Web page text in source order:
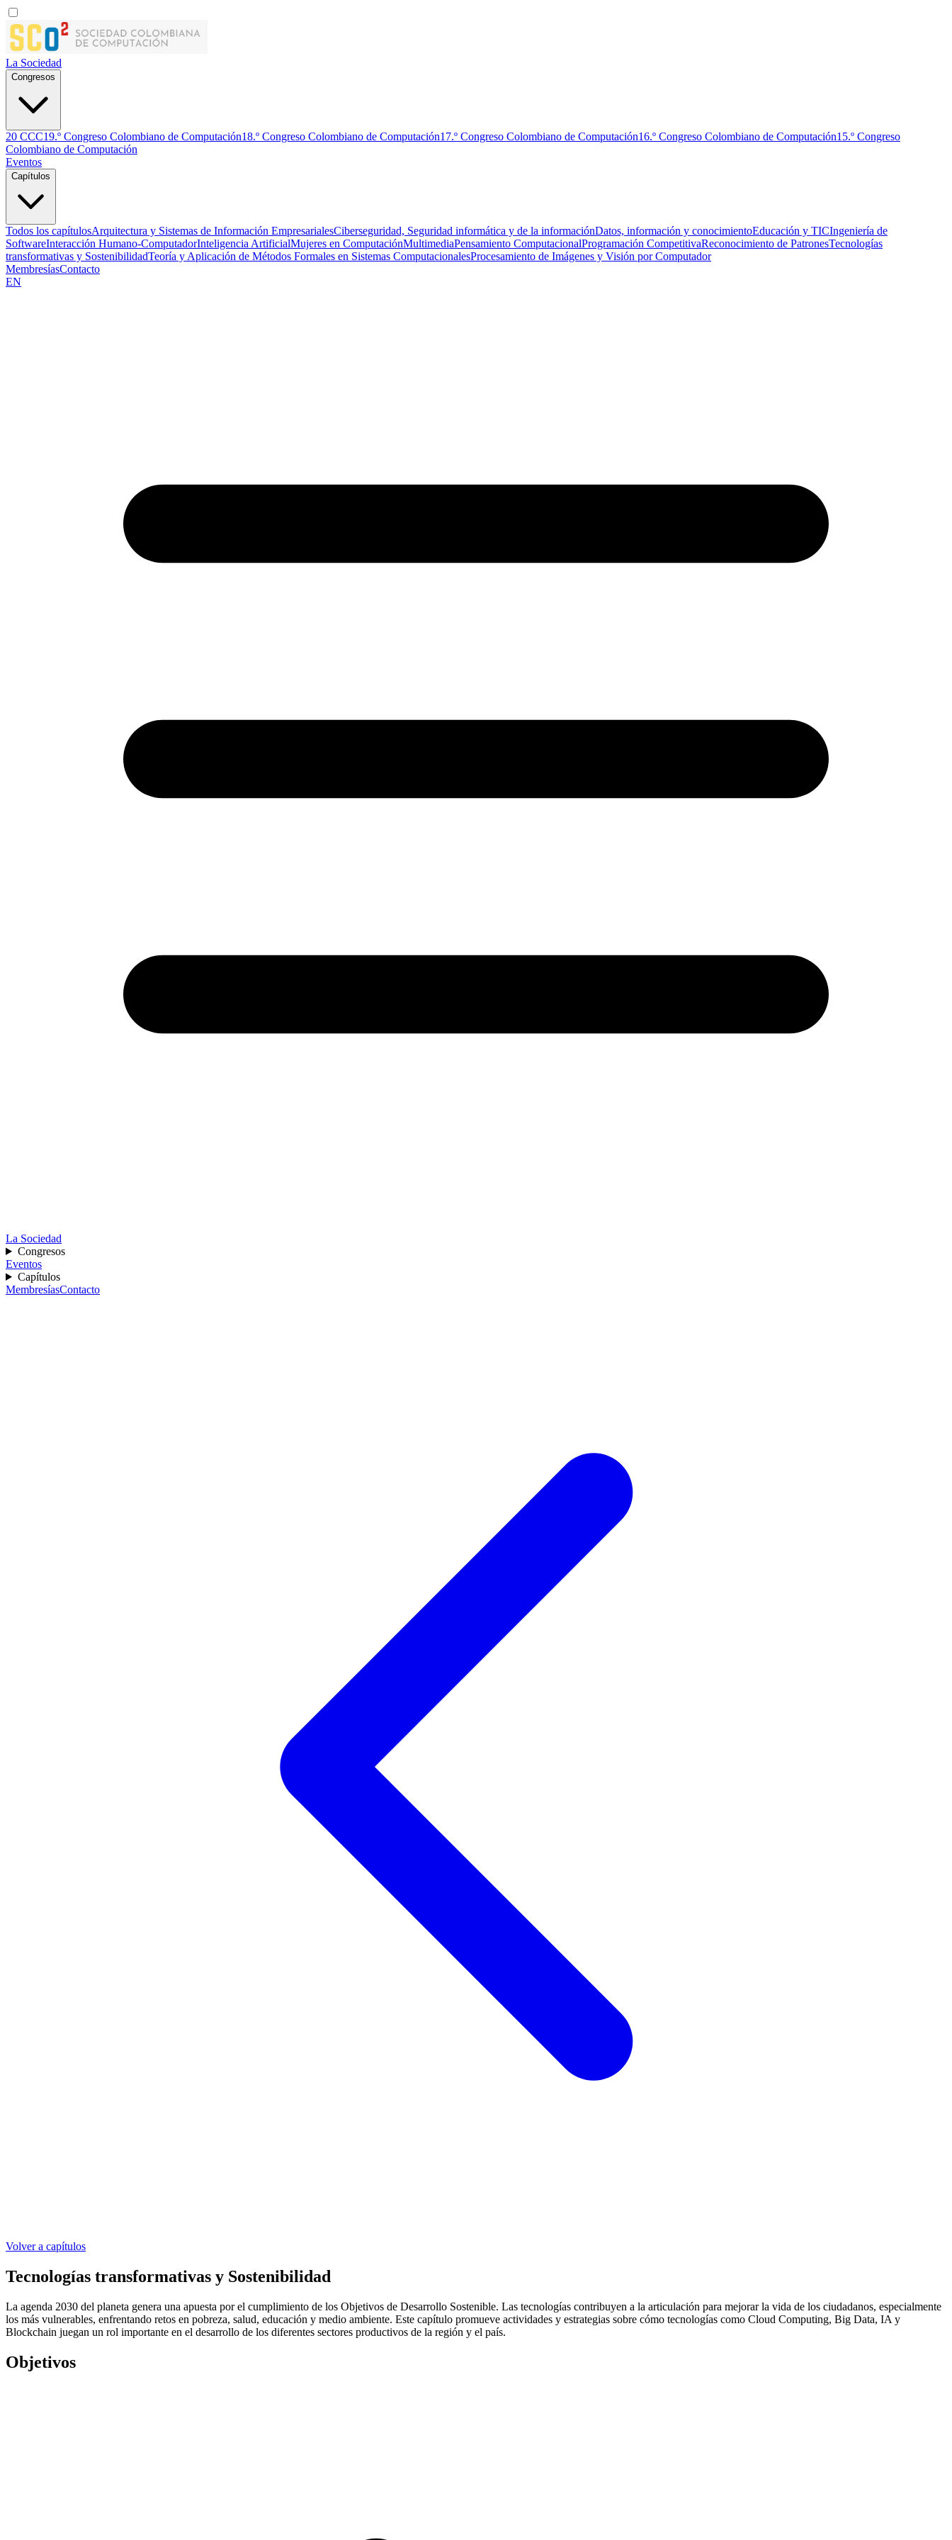
La Sociedad
Congresos
20 CCC19.º Congreso Colombiano de Computación18.º Congreso Colombiano de Computación17.º Congreso Colombiano de Computación16.º Congreso Colombiano de Computación15.º Congreso
Colombiano de Computación
Eventos
Capítulos
Todos los capítulosArquitectura y Sistemas de Información EmpresarialesCiberseguridad, Seguridad informática y de la informaciónDatos, información y conocimientoEducación y TICIngeniería de
SoftwareInteracción Humano-ComputadorInteligencia ArtificialMujeres en ComputaciónMultimediaPensamiento ComputacionalProgramación CompetitivaReconocimiento de PatronesTecnologías
transformativas y SostenibilidadTeoría y Aplicación de Métodos Formales en Sistemas ComputacionalesProcesamiento de Imágenes y Visión por Computador
MembresíasContacto
EN
La Sociedad
Congresos
Eventos
Capítulos
MembresíasContacto
Volver a capítulos
Tecnologías transformativas y Sostenibilidad
La agenda 2030 del planeta genera una apuesta por el cumplimiento de los Objetivos de Desarrollo Sostenible. Las tecnologías contribuyen a la articulación para mejorar la vida de los ciudadanos, especialmente
los más vulnerables, enfrentando retos en pobreza, salud, educación y medio ambiente. Este capítulo promueve actividades y estrategias sobre cómo tecnologías como Cloud Computing, Big Data, IA y
Blockchain juegan un rol importante en el desarrollo de los diferentes sectores productivos de la región y el país.
Objetivos